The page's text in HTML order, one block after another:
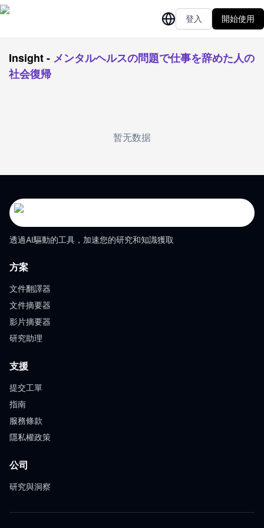
登入 開始使用
Insight- メンタルヘルスの問題で仕事を辞めた人の
社会復帰
暂无数据
透過AI驅動的工具，加速您的研究和知識獲取
方案
文件翻譯器
文件摘要器
影片摘要器
研究助理
支援
提交工單
指南
服務條款
隱私權政策
公司
研究與洞察